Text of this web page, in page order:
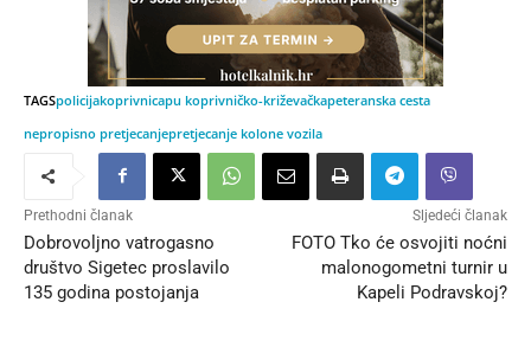
TAGSpolicijakoprivnicapu koprivničko-križevačkapeteranska cesta
nepropisno pretjecanjepretjecanje kolone vozila
Prethodni članak
Dobrovoljno vatrogasno
društvo Sigetec proslavilo
135 godina postojanja
Sljedeći članak
FOTO Tko će osvojiti noćni
malonogometni turnir u
Kapeli Podravskoj?